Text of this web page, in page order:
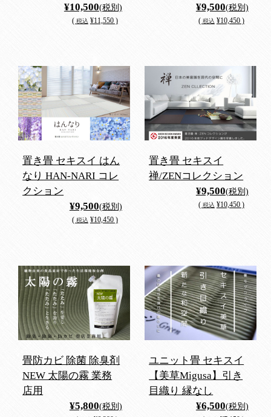
¥10,500(税別)
( 税込 ¥11,550 )
¥9,500(税別)
( 税込 ¥10,450 )
置き畳 セキスイ はん
なり HAN-NARI コレ
クション
¥9,500(税別)
( 税込 ¥10,450 )
置き畳 セキスイ
禅/ZENコレクション
¥9,500(税別)
( 税込 ¥10,450 )
畳防カビ 除菌 除臭剤
NEW 太陽の霧 業務
店用
¥5,800(税別)
ユニット畳 セキスイ
【美草Migusa】引き
目織り 縁なし
¥6,500(税別)